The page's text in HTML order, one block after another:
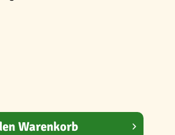
Warenkorb